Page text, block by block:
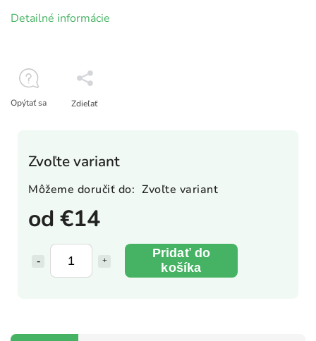
od€14
Pridať do
košíka
Zvoľte variant
Môžeme doručiť do: Zvoľte variant
Detailné informácie
Opýtať sa Zdieľať